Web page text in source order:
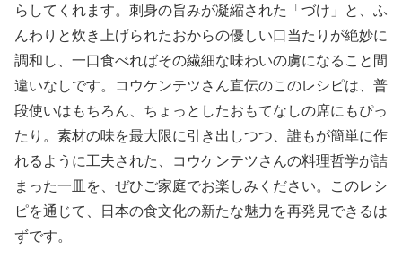
らしてくれます。刺身の旨みが凝縮された「づけ」と、ふ
んわりと炊き上げられたおからの優しい口当たりが絶妙に
調和し、一口食べればその繊細な味わいの虜になること間
違いなしです。コウケンテツさん直伝のこのレシピは、普
段使いはもちろん、ちょっとしたおもてなしの席にもぴっ
たり。素材の味を最大限に引き出しつつ、誰もが簡単に作
れるように工夫された、コウケンテツさんの料理哲学が詰
まった一皿を、ぜひご家庭でお楽しみください。このレシ
ピを通じて、日本の食文化の新たな魅力を再発見できるは
ずです。